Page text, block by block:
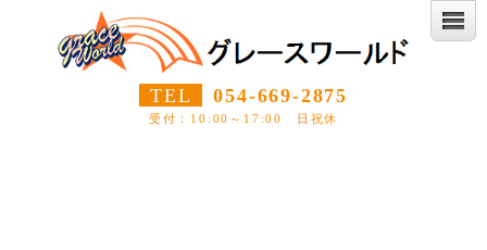
TEL 054-669-2875
受付：10:00～17:00 日祝休